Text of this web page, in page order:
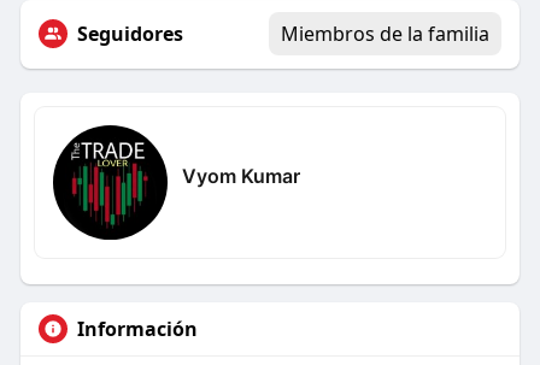
Seguidores Miembros de la familia
Vyom Kumar
Información